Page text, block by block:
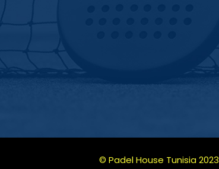
© Padel House Tunisia 2023